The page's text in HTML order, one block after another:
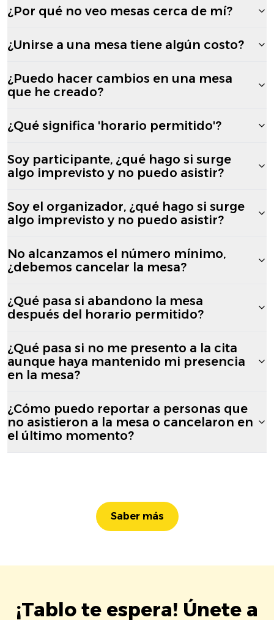
¿Por qué no veo mesas cerca de mí?
¿Unirse a una mesa tiene algún costo?
¿Puedo hacer cambios en una mesa
que he creado?
¿Qué significa 'horario permitido'?
Soy participante, ¿qué hago si surge
algo imprevisto y no puedo asistir?
Soy el organizador, ¿qué hago si surge
algo imprevisto y no puedo asistir?
No alcanzamos el número mínimo,
¿debemos cancelar la mesa?
¿Qué pasa si abandono la mesa
después del horario permitido?
¿Qué pasa si no me presento a la cita
aunque haya mantenido mi presencia
en la mesa?
¿Cómo puedo reportar a personas que
no asistieron a la mesa o cancelaron en
el último momento?
Saber más
¡Tablo te espera! Únete a